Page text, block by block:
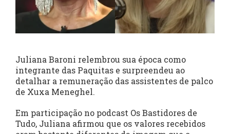
Juliana Baroni relembrou sua época como
integrante das Paquitas e surpreendeu ao
detalhar a remuneração das assistentes de palco
de Xuxa Meneghel.
Em participação no podcast Os Bastidores de
Tudo, Juliana afirmou que os valores recebidos